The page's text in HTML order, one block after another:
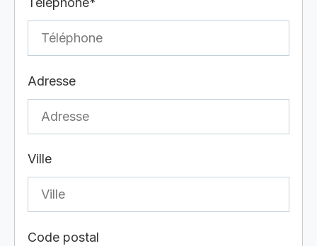
Adresse
Ville
Code postal